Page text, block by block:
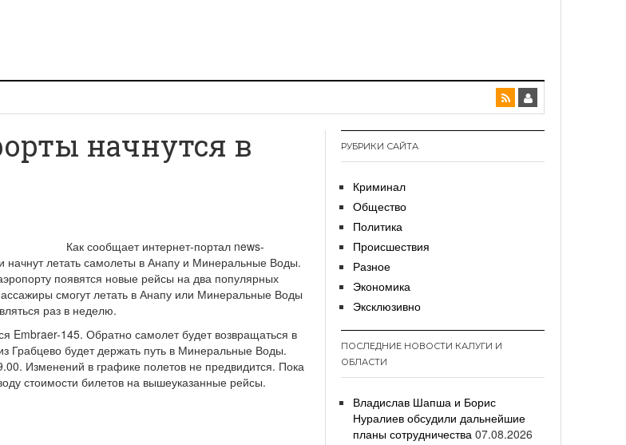
начнутся в
Как сообщает интернет-портал news-
начнут летать самолеты в Анапу и Минеральные Воды.
появятся новые рейсы на два популярных
смогут летать в Анапу или Минеральные Воды
раз в неделю.
Embraer-145. Обратно самолет будет возвращаться в
Грабцево будет держать путь в Минеральные Воды.
Изменений в графике полетов не предвидится. Пока
стоимости билетов на вышеуказанные рейсы.
РУБРИКИ САЙТА
Криминал
Общество
Политика
Происшествия
Разное
Экономика
Эксклюзивно
ПОСЛЕДНИЕ НОВОСТИ КАЛУГИ И
ОБЛАСТИ
Владислав Шапша и Борис
Нуралиев обсудили дальнейшие
планы сотрудничества 07.08.2026